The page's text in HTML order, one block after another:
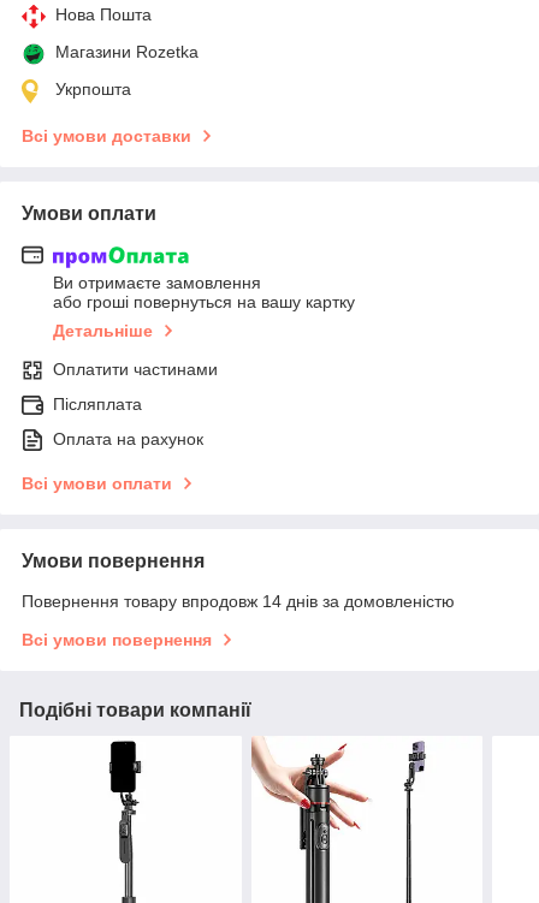
Нова Пошта
Магазини Rozetka
Укрпошта
Всі умови доставки
Умови оплати
Ви отримаєте замовлення
або гроші повернуться на вашу картку
Детальніше
Оплатити частинами
Післяплата
Оплата на рахунок
Всі умови оплати
Умови повернення
Повернення товару впродовж 14 днів за домовленістю
Всі умови повернення
Подібні товари компанії